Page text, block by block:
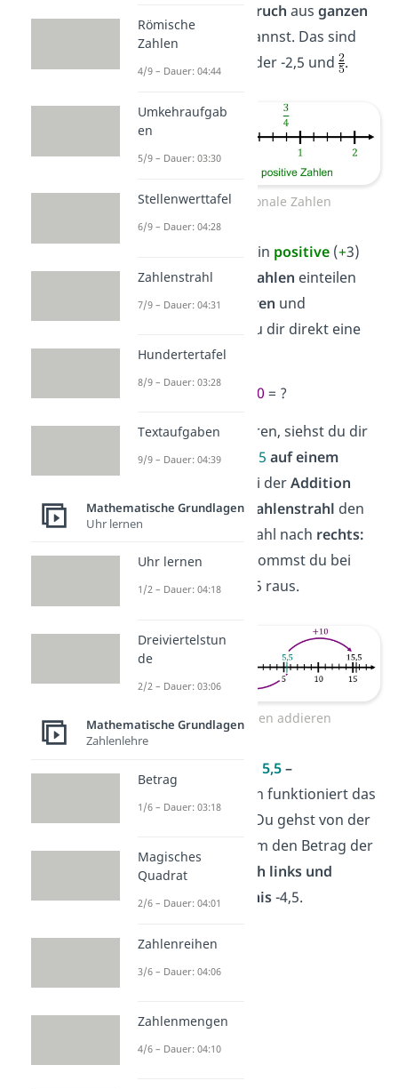
als Bruch aus ganzen
Zahlenschreiben kannst. Das sind
beispielsweise 10 oder -2,5 und .
Zeitstrahl rationale Zahlen
Du kannst sie noch in positive(+3)
undnegative Zahlen einteilen
und sie auchaddieren und
Schau dir direkt eine
Aufgabe an:
10= ?
Um sie durchzuführen, siehst du dir
dieAusgangszahl 5,5 auf einem
an. Bei derAddition
gehst duauf dem Zahlenstrahl den
Betrag der ersten Zahl nach rechts:
Also10 Stellen
. So kommst du bei
demErgebnis + 15,5 raus.
Rationale Zahlen addieren
5,5–
rationaler Zahlen funktioniert das
genau umgekehrt. Du gehst von der
um den Betrag der
zweiten Zahl 10
nach links und
erhältst das Ergebnis-4,5.
Römische
Zahlen
4/9 – Dauer: 04:44
Umkehraufgab
en
5/9 – Dauer: 03:30
Stellenwerttafel
6/9 – Dauer: 04:28
Zahlenstrahl
7/9 – Dauer: 04:31
Hundertertafel
8/9 – Dauer: 03:28
Textaufgaben
9/9 – Dauer: 04:39
Mathematische Grundlagen
Uhr lernen
Uhr lernen
1/2 – Dauer: 04:18
Dreiviertelstun
de
2/2 – Dauer: 03:06
Mathematische Grundlagen
Zahlenlehre
Betrag
1/6 – Dauer: 03:18
Magisches
Quadrat
2/6 – Dauer: 04:01
Zahlenreihen
3/6 – Dauer: 04:06
Zahlenmengen
4/6 – Dauer: 04:10